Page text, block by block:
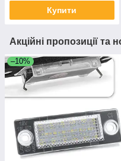
Купити
Акційні пропозиції та
–10%